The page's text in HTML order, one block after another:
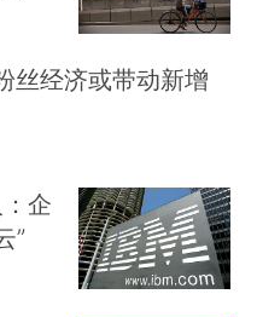
丝经济或带动新增
企
”